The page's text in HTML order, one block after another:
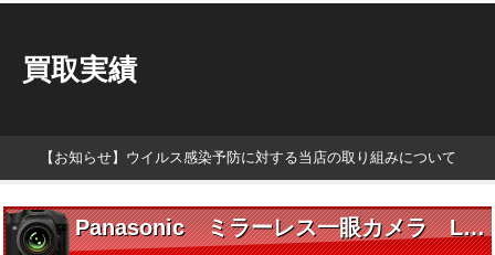
買取実績
【お知らせ】ウイルス感染予防に対する当店の取り組みについて
Panasonic ミラーレス一眼カメラ LUMIX DMC-GX7MK2L-S レンズキット シルバー ▼